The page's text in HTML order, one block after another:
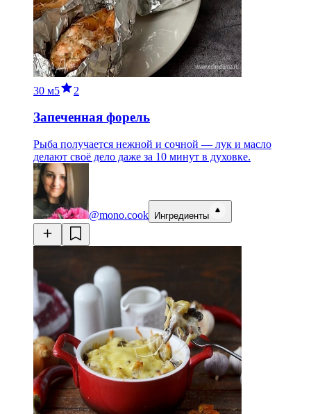
30 м5 2
Запеченная форель
Рыба получается нежной и сочной — лук и масло
делают своё дело даже за 10 минут в духовке.
@mono.cook Ингредиенты